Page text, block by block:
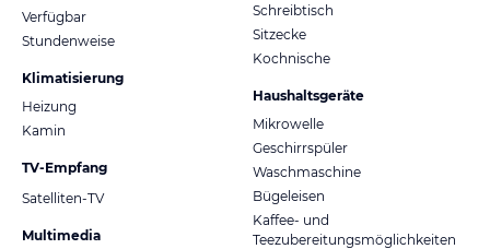
Verfügbar
Stundenweise
Klimatisierung
Heizung
Kamin
TV-Empfang
Satelliten-TV
Multimedia
Schreibtisch
Sitzecke
Kochnische
Haushaltsgeräte
Mikrowelle
Geschirrspüler
Waschmaschine
Bügeleisen
Kaffee- und
Teezubereitungsmöglichkeiten